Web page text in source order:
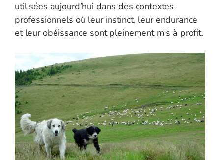
utilisées aujourd’hui dans des contextes
professionnels où leur instinct, leur endurance
et leur obéissance sont pleinement mis à profit.